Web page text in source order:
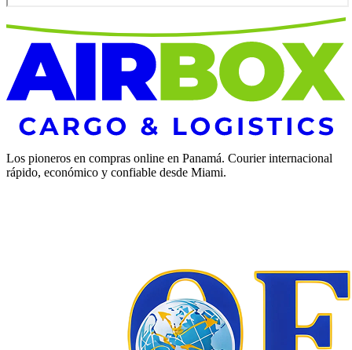
Los pioneros en compras online en Panamá. Courier internacional
rápido, económico y confiable desde Miami.